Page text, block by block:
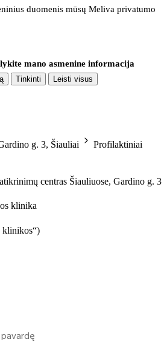
duomenis mūsų Meliva privatumo
mano asmenine informacija
Tinkinti Leisti visus
g. 3, Šiauliai
Profilaktiniai
centras Šiauliuose, Gardino g. 3
klinika
klinikos“)